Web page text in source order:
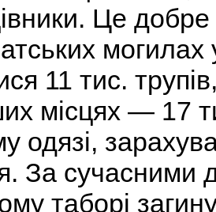
Це
могилах
11 тис.
місцях — 17
одязі,
За сучасними
таборі